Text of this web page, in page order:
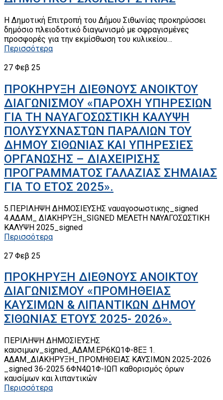
Η Δημοτική Επιτροπή του Δήμου Σιθωνίας προκηρύσσει
δημόσιο πλειοδοτικό διαγωνισμό με σφραγισμένες
προσφορές για την εκμίσθωση του κυλικείου…
Περισσότερα
27 Φεβ 25
ΠΡΟΚΗΡΥΞΗ ΔΙΕΘΝΟΥΣ ΑΝΟΙΚΤΟΥ
ΔΙΑΓΩΝΙΣΜΟΥ «ΠΑΡΟΧΗ ΥΠΗΡΕΣΙΩΝ
ΓΙΑ ΤΗ ΝΑΥΑΓΟΣΩΣΤΙΚΗ ΚΑΛΥΨΗ
ΠΟΛΥΣΥΧΝΑΣΤΩΝ ΠΑΡΑΛΙΩΝ ΤΟΥ
ΔΗΜΟΥ ΣΙΘΩΝΙΑΣ ΚΑΙ ΥΠΗΡΕΣΙΕΣ
ΟΡΓΑΝΩΣΗΣ – ΔΙΑΧΕΙΡΙΣΗΣ
ΠΡΟΓΡΑΜΜΑΤΟΣ ΓΑΛΑΖΙΑΣ ΣΗΜΑΙΑΣ
ΓΙΑ ΤΟ ΕΤΟΣ 2025».
5.ΠΕΡΙΛΗΨΗ ΔΗΜΟΣΙΕΥΣΗΣ ναυαγοσωστικης_signed
4.ΑΔΑΜ_ ΔΙΑΚΗΡΥΞΗ_SIGNED ΜΕΛΕΤΗ ΝΑΥΑΓΟΣΩΣΤΙΚΗ
ΚΑΛΥΨΗ 2025_signed
Περισσότερα
27 Φεβ 25
ΠΡΟΚΗΡΥΞΗ ΔΙΕΘΝΟΥΣ ΑΝΟΙΚΤΟΥ
ΔΙΑΓΩΝΙΣΜΟΥ «ΠΡΟΜΗΘΕΙΑΣ
ΚΑΥΣΙΜΩΝ & ΛΙΠΑΝΤΙΚΩΝ ΔΗΜΟΥ
ΣΙΘΩΝΙΑΣ ΕΤΟΥΣ 2025- 2026».
ΠΕΡΙΛΗΨΗ ΔΗΜΟΣΙΕΥΣΗΣ
καυσιμων_signed_ΑΔΑΜ.ΕΡ6ΚΩ1Φ-8ΕΞ 1.
ΑΔΑΜ_ΔΙΑΚΗΡΥΞΗ_ΠΡΟΜΗΘΕΙΑΣ ΚΑΥΣΙΜΩΝ 2025-2026
_signed 36-2025 6ΦΝ4Ω1Φ-ΙΩΠ καθορισμός όρων
καυσίμων και λιπαντικών
Περισσότερα